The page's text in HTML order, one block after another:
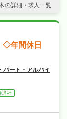
週8休・日曜・祝
職場です！
の詳細・求人一覧
◇年間休日
パート・アルバイ
退社